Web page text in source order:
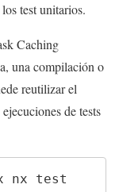
test unitarios.
Caching
una compilación o
reutilizar el
de tests
nx test